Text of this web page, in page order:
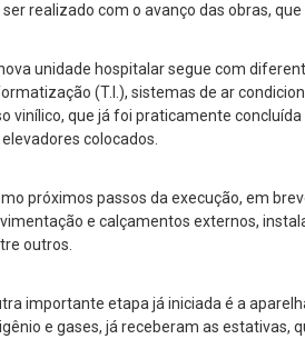
ser realizado com o avanço das obras,
unidade hospitalar segue com
(T.I.), sistemas de ar
vinílico, que já foi praticamente
colocados.
próximos passos da execução, em
e calçamentos externos,
outros.
importante etapa já iniciada é a
e gases, já receberam as estativas,